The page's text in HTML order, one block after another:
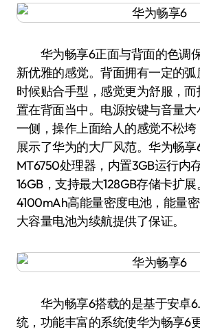
华为畅享6正面与背面的色调
新优雅的感觉。背面拥有一定的
时候贴合手型，感觉更为舒服，
置在背面当中。电源按键与音量
一侧，操作上面给人的感觉不松垮
展示了华为的大厂风范。华为畅
MT6750处理器，内置3GB运行内
16GB，支持最大128GB存储卡扩
4100mAh高能量密度电池，能量
大容量电池为续航提供了保证。
华为畅享6搭载的是基于安卓
统，功能丰富的系统使华为畅享6